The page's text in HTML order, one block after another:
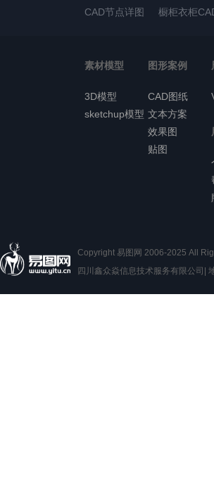
CAD节点详图 橱柜衣柜
素材模型
3D模型
sketchup模型
图形案例
CAD图纸
文本方案
效果图
贴图
Copyright 易图网 2006-2025 All
四川鑫众焱信息技术服务有限公司|